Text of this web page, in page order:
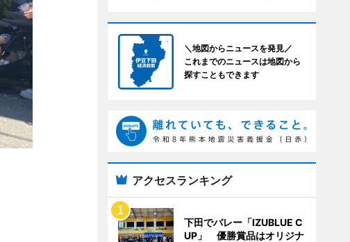
＼地図からニュースを発見／
これまでのニュースは地図から
探すこともできます
アクセスランキング
下田でバレー「IZUBLUE C
UP」 優勝賞品はオリジナ